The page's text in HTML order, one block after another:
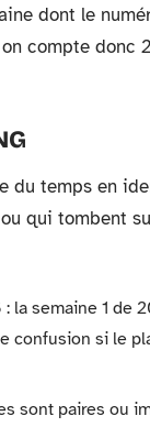
dont le
compte donc
du temps en
qui tombent
semaine 1 de
confusion si le
sont paires ou